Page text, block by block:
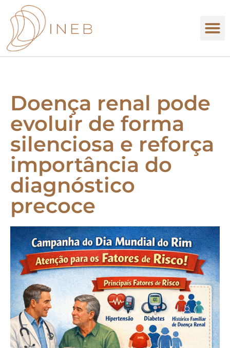
Doença renal pode
evoluir de forma
silenciosa e reforça
importância do
diagnóstico
precoce